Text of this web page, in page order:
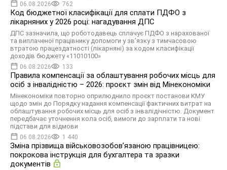
06.08.2026 762
Код бюджетної класифікації для сплати ПДФО з
лікарняних у 2026 році: нагадування ДПС
ДПС зазначила, що роботодавець сплачує ПДФО з нарахованої
та виплаченої працівнику допомоги у зв’язку з тимчасовою
втратою працездатності (лікарняні) за кодом класифікації
доходів бюджету «11010100»
06.08.2026 133
Правила компенсації за облаштування робочих місць для
осіб з інвалідністю – 2026: проєкт змін від Мінекономіки
Мінекономіки повторно оприлюднило проєкт постанови КМУ
щодо змін до Порядку надання компенсації фактичних витрат на
облаштування робочих місць для осіб з інвалідічністю. Документ
передбачає уточнення кола осіб, вимоги до зарплати та нові
підстави для відмови
06.08.2026 1 440
Зміна прізвища військовозобов’язаною працівницею:
покрокова інструкція для бухгалтера та зразки
документів